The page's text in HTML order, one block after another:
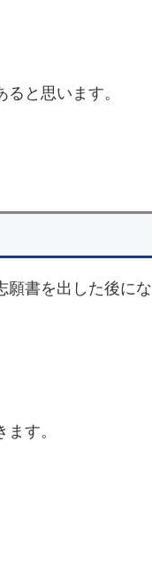
と思います。
願書を出した後にな
す。